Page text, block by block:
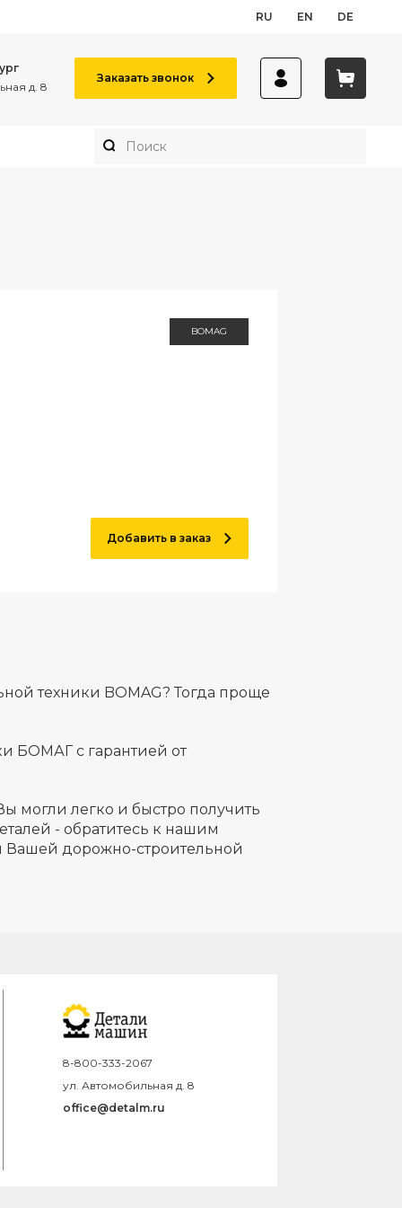
RU EN DE
д. 8
Заказать звонок
BOMAG
Добавить в заказ
техники BOMAG? Тогда проще
БОМАГ с гарантией от
могли легко и быстро получить
- обратитесь к нашим
Вашей дорожно-строительной
8-800-333-2067
ул. Автомобильная д. 8
office@detalm.ru